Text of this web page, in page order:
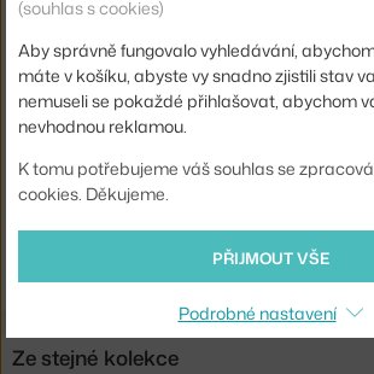
Materiál:
Stohovatelné:
ano
Sedák:
dřevo
Kód produktu
FHA-3107BLK-TY
Ste zo Slovenska? Prejdite naSeries 7™, true
Shopping from the EU? Switch toSeries 7™,
Ze stejné kolekce
(souhlas s cookies)
Aby správně fungovalo vyhledávání,
máte v košíku, abyste vy snadno zjistili stav
nemuseli se pokaždé přihlašovat, abychom
nevhodnou reklamou.
K tomu potřebujeme váš souhlas se
cookies. Děkujeme.
PŘIJMOUT VŠE
Podrobné nastavení